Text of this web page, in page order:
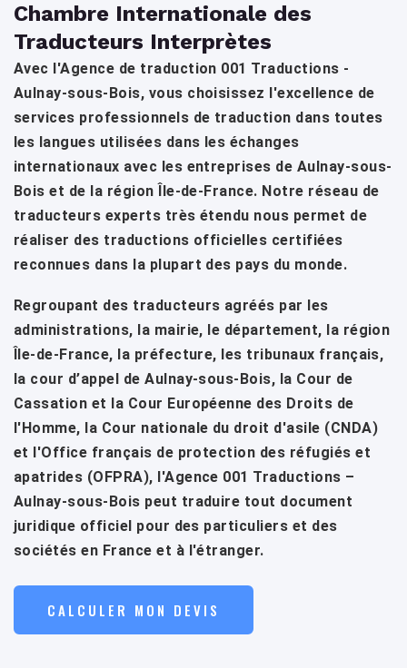
Chambre Internationale des
Traducteurs Interprètes
Avec l'Agence de traduction 001 Traductions -
Aulnay-sous-Bois, vous choisissez l'excellence de
services professionnels de traduction dans toutes
les langues utilisées dans les échanges
internationaux avec les entreprises de Aulnay-sous-
Bois et de la région Île-de-France. Notre réseau de
traducteurs experts très étendu nous permet de
réaliser des traductions officielles certifiées
reconnues dans la plupart des pays du monde.
Regroupant des traducteurs agréés par les
administrations, la mairie, le département, la région
Île-de-France, la préfecture, les tribunaux français,
la cour d’appel de Aulnay-sous-Bois, la Cour de
Cassation et la Cour Européenne des Droits de
l'Homme, la Cour nationale du droit d'asile (CNDA)
et l'Office français de protection des réfugiés et
apatrides (OFPRA), l'Agence 001 Traductions –
Aulnay-sous-Bois peut traduire tout document
juridique officiel pour des particuliers et des
sociétés en France et à l'étranger.
CALCULER MON DEVIS